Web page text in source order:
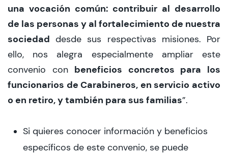
una vocación común: contribuir al desarrollo
de las personas y al fortalecimiento de nuestra
sociedad desde sus respectivas misiones. Por
ello, nos alegra especialmente ampliar este
convenio con beneficios concretos para los
funcionarios de Carabineros, en servicio activo
o en retiro, y también para sus familias”.
Si quieres conocer información y beneficios
específicos de este convenio, se puede